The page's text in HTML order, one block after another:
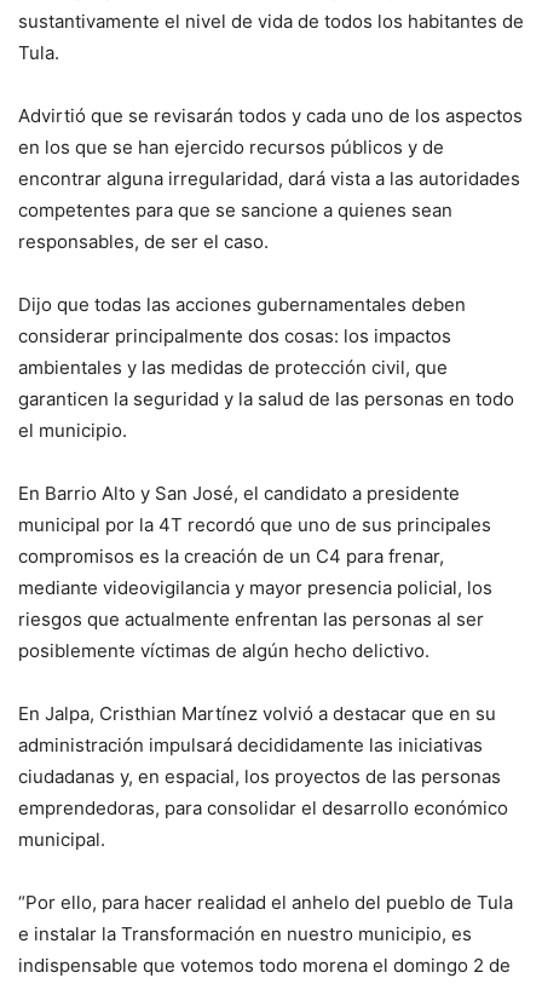
sustantivamente el nivel de vida de todos los habitantes de
Tula.
Advirtió que se revisarán todos y cada uno de los aspectos
en los que se han ejercido recursos públicos y de
encontrar alguna irregularidad, dará vista a las autoridades
competentes para que se sancione a quienes sean
responsables, de ser el caso.
Dijo que todas las acciones gubernamentales deben
considerar principalmente dos cosas: los impactos
ambientales y las medidas de protección civil, que
garanticen la seguridad y la salud de las personas en todo
el municipio.
En Barrio Alto y San José, el candidato a presidente
municipal por la 4T recordó que uno de sus principales
compromisos es la creación de un C4 para frenar,
mediante videovigilancia y mayor presencia policial, los
riesgos que actualmente enfrentan las personas al ser
posiblemente víctimas de algún hecho delictivo.
En Jalpa, Cristhian Martínez volvió a destacar que en su
administración impulsará decididamente las iniciativas
ciudadanas y, en espacial, los proyectos de las personas
emprendedoras, para consolidar el desarrollo económico
municipal.
“Por ello, para hacer realidad el anhelo del pueblo de Tula
e instalar la Transformación en nuestro municipio, es
indispensable que votemos todo morena el domingo 2 de